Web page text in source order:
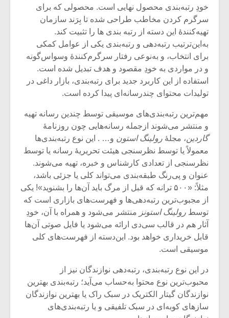
خودِ رتبه‌بندی محصول نهایی است. محصولی که برای
سرگرم کردن مخاطب طراحی شده تا بِرَند سازمان
تهیه‌کنندۀ این دسته از رتبه بندی ها را تثبیت کند.
به‌این‌ترتیب رتبه‌دهی و رتبه‌بندی یکی از عوامل کمکی
برای انتخاب، و به‌نوعی رفتار سرگرم‌کنندۀ وسواس‌گونه
و در مواردی به خودِ مقصود و هدف تبدیل شده است.
استفاده از این کاربرد جدید برای رتبه‌بندی، بازار داغی در
تولیدات محتوای چندرسانه‌ای پیدا کرده است.
مهم‌ترین رتبه‌بندی‌های موسیقی توسط چندین رسانه تهیه
و منتشر می‌شوند ازجمله رسانه‌هایی چون روزنامۀ
گاردین، مجلۀ رولینگ استون و… . این نوع رتبه‌بندی‌ها
معمولاً یا توسط نظرسنجی هیئت تحریریۀ رسانه یا توسط
نظرسنجی از تعدادی کارشناس و خبره، تهیه می‌شوند.
عنوان و پی‌رنگ طبقه‌بندی می‌تواند کلی یا جزئی باشد،
مثلاً: «۵۰۰ ترانه که قبل از مرگ باید آن‌ها را بشنوید»! یکی
از مجبوب‌ترین رتبه‌دهی‌ها و فهرست‌های بازاری است که
توسط رولینگ استونز منتشر می‌شود و همراه با آن، خودِ
آثار هم در قالب سی‌دی ارائه می‌شود یا فایل صوتی آن‌ها
قابل خریداری خواهد بود. این‌دسته از فهرست‌های کلی
موسیقی است.
در این نوع رتبه‌بندی، رتبه‌دهی نوازندگان نیز از
محبوب‌ترین نوع محتوا به‌حساب می‌آید؛ رتبه‌بندی بهترین
نوازندگان گیتار الکتریک در سبک راک یا بهترین نوازندگان
سازهای کوبه‌ای در سبک تلفیقی و یا رتبه‌بندی‌های
میکلوش روژا
یادداشتی بر موسیقی
متن فیلم «متری
شیش و نیم»
اگر نمی توانی
مشهورترین باشی،
بدنام ترین باش
موریس ژار
موسیقی
برگزار
سکانسی
موسیقی